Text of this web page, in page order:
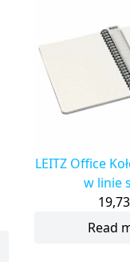
LEITZ Office
w linie
Read